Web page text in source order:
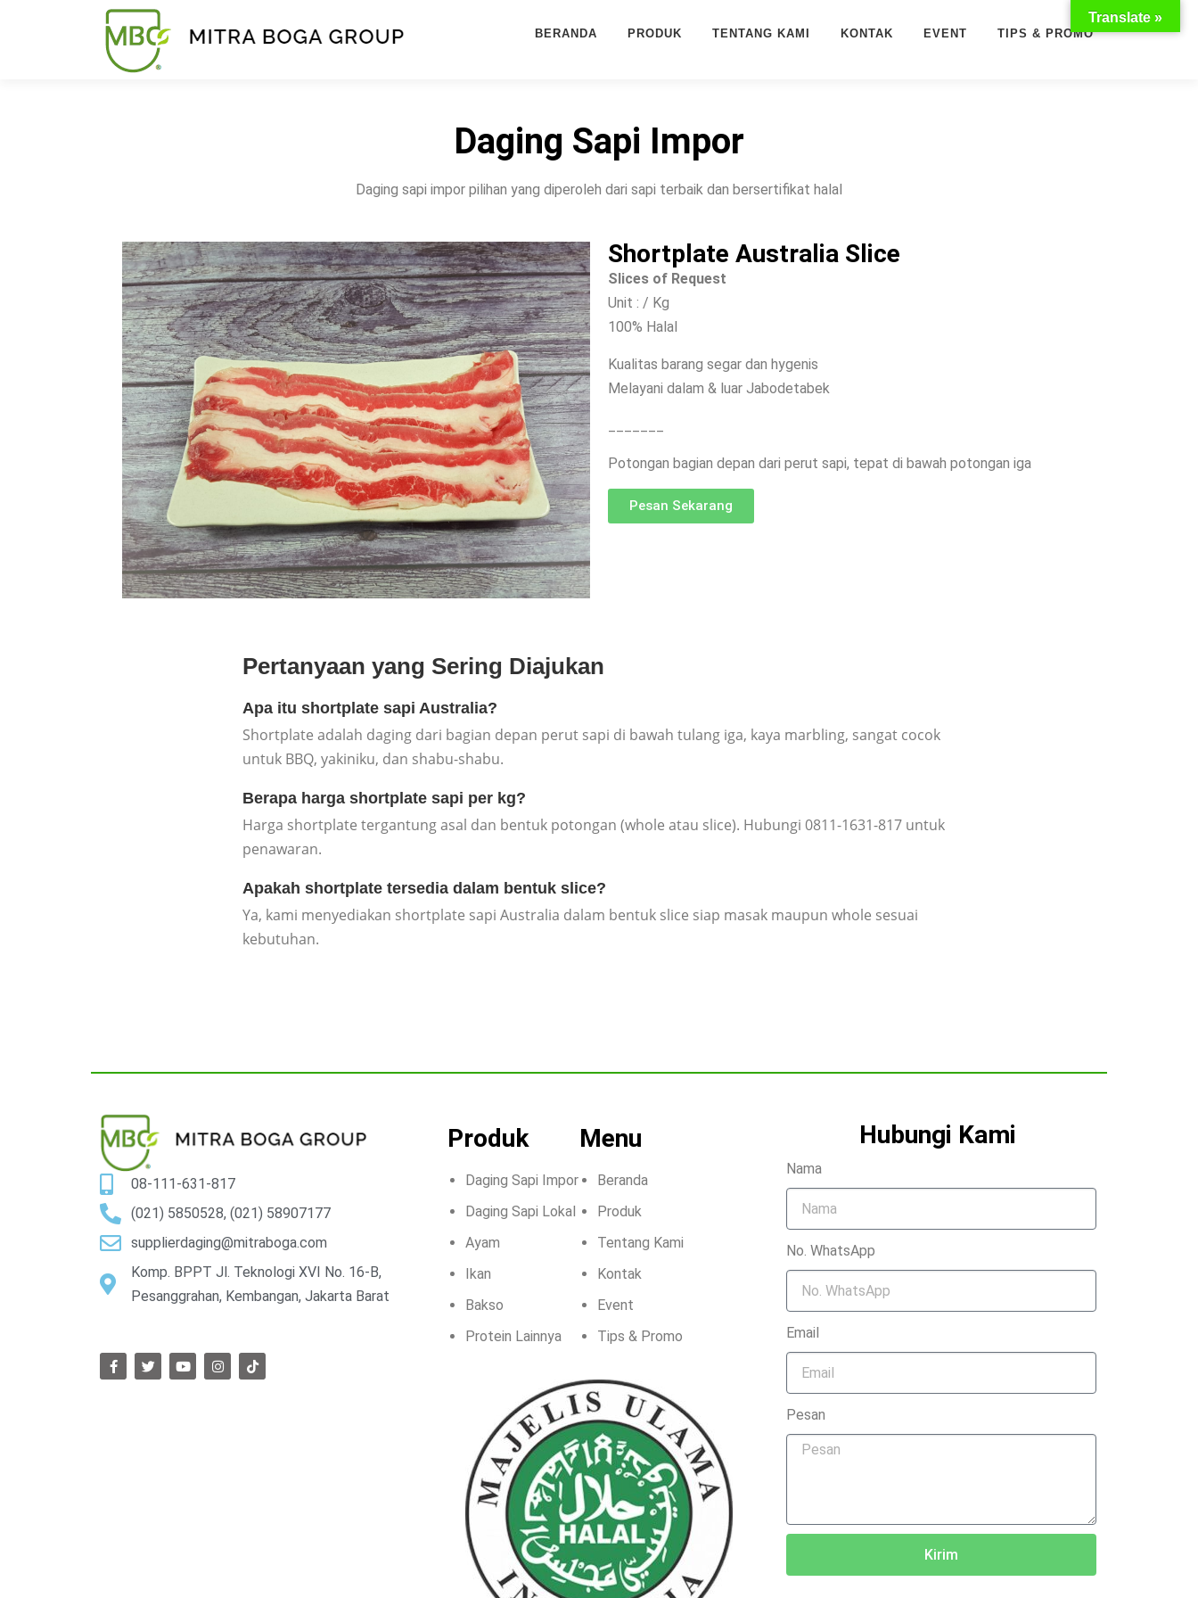
BERANDA PRODUK TENTANG KAMI KONTAK EVENT TIPS & PROMO
Daging Sapi Impor
Daging sapi impor pilihan yang diperoleh dari sapi terbaik dan bersertifikat halal
Shortplate Australia Slice
Slices of Request
Unit : / Kg
100% Halal
Kualitas barang segar dan hygenis
Melayani dalam & luar Jabodetabek
Potongan bagian depan dari perut sapi, tepat di bawah potongan iga
Pesan Sekarang
Pertanyaan yang Sering Diajukan
Apa itu shortplate sapi Australia?
Shortplate adalah daging dari bagian depan perut sapi di bawah tulang iga, kaya marbling, sangat cocok
untuk BBQ, yakiniku, dan shabu-shabu.
Berapa harga shortplate sapi per kg?
Harga shortplate tergantung asal dan bentuk potongan (whole atau slice). Hubungi 0811-1631-817 untuk
penawaran.
Apakah shortplate tersedia dalam bentuk slice?
Ya, kami menyediakan shortplate sapi Australia dalam bentuk slice siap masak maupun whole sesuai
kebutuhan.
08-111-631-817
(021) 5850528, (021) 58907177
supplierdaging@mitraboga.com
Komp. BPPT Jl. Teknologi XVI No. 16-B,
Pesanggrahan, Kembangan, Jakarta Barat
Produk
Daging Sapi Impor
Daging Sapi Lokal
Ayam
Ikan
Bakso
Protein Lainnya
Menu
Beranda
Produk
Tentang Kami
Kontak
Event
Tips & Promo
Hubungi Kami
Nama
No. WhatsApp
Email
Pesan
Kirim
Translate »